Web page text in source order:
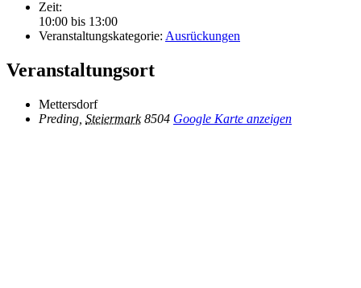
Zeit:
10:00 bis 13:00
Veranstaltungskategorie: Ausrückungen
Veranstaltungsort
Mettersdorf
Preding Steiermark 8504 Google Karte anzeigen